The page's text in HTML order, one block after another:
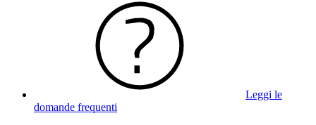
Leggi le
domande frequenti